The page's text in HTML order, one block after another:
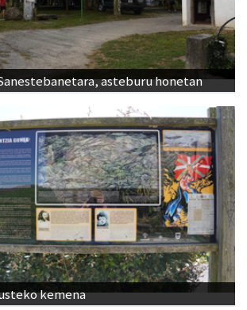
asteburu honetan
kemena